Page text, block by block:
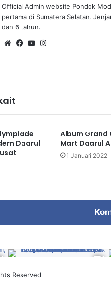
Official Admin website Pondok
pertama di Sumatera Selatan.
dan 6 tahun.
We
te
Fa
bo
ok
Yo
ub
e
ra
m
Daarul
Album Grand
Mart Daarul
1 Januari 2022
Reserved